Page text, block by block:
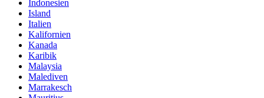
Indonesien
Island
Italien
Kalifornien
Kanada
Karibik
Malaysia
Malediven
Marrakesch